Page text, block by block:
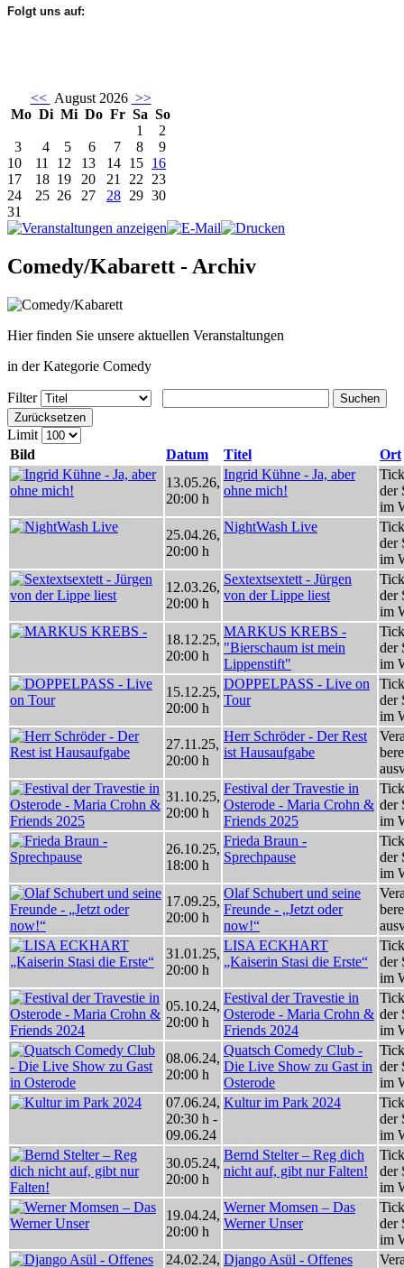
Folgt uns auf:
<< August 2026 >>
Mo Di Mi Do Fr Sa So
1
2
3
4 5 6 7 8
9
10
11 12 13 14 15 16
17
18 19 20 21 22 23
24
25 26 27 28 29 30
31
Comedy/Kabarett - Archiv
Hier finden Sie unsere aktuellen Veranstaltungen
in der Kategorie Comedy
Filter
Suchen
Zurücksetzen
Limit
Bild
Datum Titel
Ort
13.05.26,
20:00 h
Ingrid Kühne - Ja, aber
ohne mich!
der
im
25.04.26,
20:00 h
NightWash Live
der
im
12.03.26,
20:00 h
Sextextsextett - Jürgen
von der Lippe liest
der
im
18.12.25,
20:00 h
MARKUS KREBS -
"Bierschaum ist mein
Lippenstift"
der
im
15.12.25,
20:00 h
DOPPELPASS - Live on
Tour
der
im
27.11.25,
20:00 h
Herr Schröder - Der Rest
ist Hausaufgabe
31.10.25,
20:00 h
Festival der Travestie in
Osterode - Maria Crohn &
Friends 2025
der
im
26.10.25,
18:00 h
Frieda Braun -
Sprechpause
der
im
17.09.25,
20:00 h
Olaf Schubert und seine
Freunde - „Jetzt oder
now!“
31.01.25,
20:00 h
LISA ECKHART
„Kaiserin Stasi die Erste“
der
im
05.10.24,
20:00 h
Festival der Travestie in
Osterode - Maria Crohn &
Friends 2024
der
im
08.06.24,
20:00 h
Quatsch Comedy Club -
Die Live Show zu Gast in
Osterode
der
im
07.06.24,
20:30 h -
09.06.24
Kultur im Park 2024
der
im
30.05.24,
20:00 h
Bernd Stelter – Reg dich
nicht auf, gibt nur Falten!
der
im
19.04.24,
20:00 h
Werner Momsen – Das
Werner Unser
der
im
24.02.24, Django Asül - Offenes